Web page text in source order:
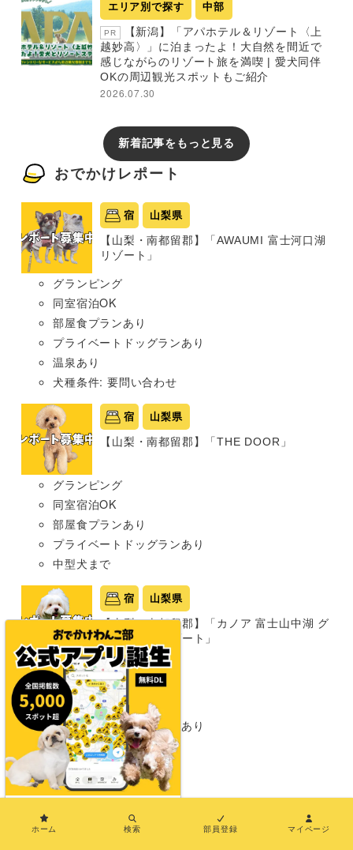
エリア別で探す 中部
PR
【新潟】「アパホテル＆リゾート〈上
越妙高〉」に泊まったよ！大自然を間近で
感じながらのリゾート旅を満喫 | 愛犬同伴
OKの周辺観光スポットもご紹介
2026.07.30
新着記事をもっと見る
おでかけレポート
宿 山梨県
【山梨・南都留郡】「AWAUMI 富士河口湖
リゾート」
グランピング
同室宿泊OK
部屋食プランあり
プライベートドッグランあり
温泉あり
犬種条件: 要問い合わせ
宿 山梨県
【山梨・南都留郡】「THE DOOR」
グランピング
同室宿泊OK
部屋食プランあり
プライベートドッグランあり
中型犬まで
宿 山梨県
【山梨・南都留郡】「カノア 富士山中湖 グ
ランピングリゾート」
グランピング
同室宿泊OK
部屋食プランあり
プライベートドッグランあり
わんこメニューあり
温泉あり
超大型犬まで
宿
ホーム 検索 部員登録 マイページ